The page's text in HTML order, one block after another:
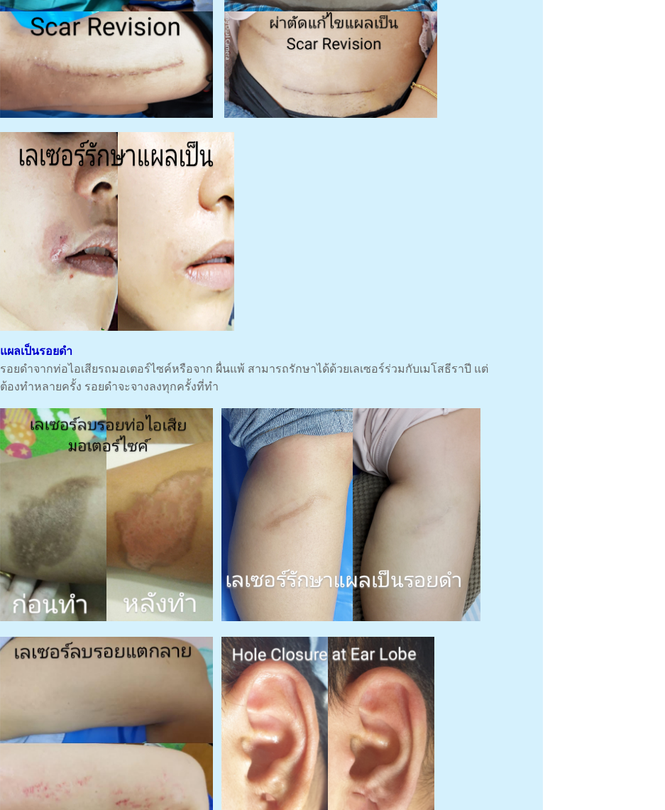
แผลเป็นรอยดำ
รอยดำจากท่อไอเสียรถมอเตอร์ไซค์หรือจาก ผื่นแพ้ สามารถรักษาได้ด้วยเลเซอร์ร่วมกับเมโสธีราปี แต่
ต้องทำหลายครั้ง รอยดำจะจางลงทุกครั้งที่ทำ